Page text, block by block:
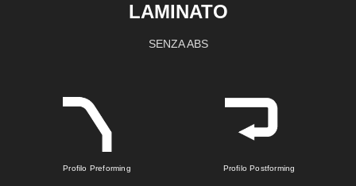
LAMINATO
SENZA ABS
Profilo Preforming Profilo Postforming